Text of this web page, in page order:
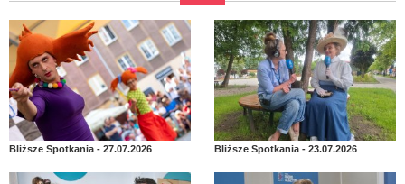
Bliższe Spotkania - 27.07.2026 Bliższe Spotkania - 23.07.2026